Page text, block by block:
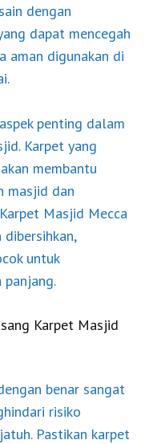
dengan
dapat mencegah
aman digunakan di
penting dalam
Karpet yang
membantu
masjid dan
Masjid Mecca
untuk
panjang.
Karpet Masjid
benar sangat
risiko
Pastikan karpet